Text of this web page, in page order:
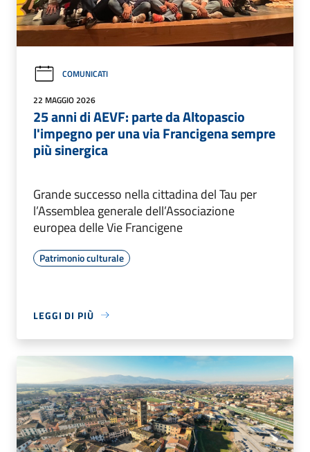
COMUNICATI
22 MAGGIO 2026
25 anni di AEVF: parte da Altopascio
l'impegno per una via Francigena sempre
più sinergica
Grande successo nella cittadina del Tau per
l’Assemblea generale dell’Associazione
europea delle Vie Francigene
Patrimonio culturale
LEGGI DI PIÙ